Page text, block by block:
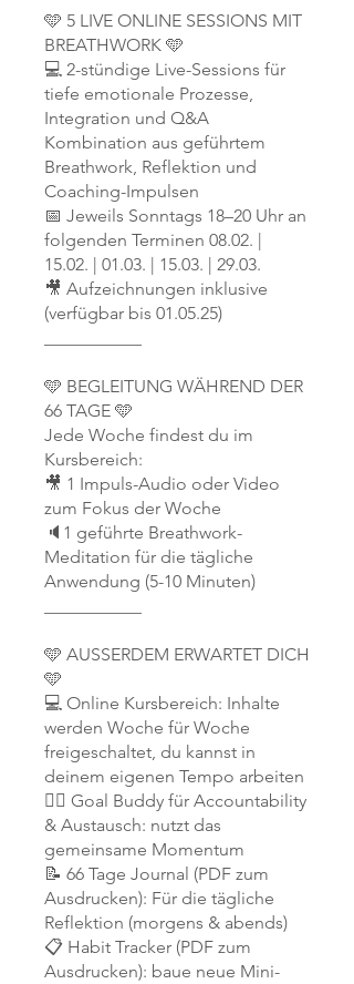
🩵 5 LIVE ONLINE SESSIONS MIT
BREATHWORK 🩵
💻 2-stündige Live-Sessions für
tiefe emotionale Prozesse,
Integration und Q&A
Kombination aus geführtem
Breathwork, Reflektion und
Coaching-Impulsen
📅 Jeweils Sonntags 18–20 Uhr an
folgenden Terminen 08.02. |
15.02. | 01.03. | 15.03. | 29.03.
🎥 Aufzeichnungen inklusive
(verfügbar bis 01.05.25)
🩵 BEGLEITUNG WÄHREND DER
66 TAGE 🩵
Jede Woche findest du im
Kursbereich:
🎥 1 Impuls-Audio oder Video
zum Fokus der Woche
🔈1 geführte Breathwork-
Meditation für die tägliche
Anwendung (5-10 Minuten)
🩵 AUSSERDEM ERWARTET DICH
🩵
💻 Online Kursbereich: Inhalte
werden Woche für Woche
freigeschaltet, du kannst in
deinem eigenen Tempo arbeiten
👯‍♀️ Goal Buddy für Accountability
& Austausch: nutzt das
gemeinsame Momentum
📝 66 Tage Journal (PDF zum
Ausdrucken): Für die tägliche
Reflektion (morgens & abends)
📋 Habit Tracker (PDF zum
Ausdrucken): baue neue Mini-